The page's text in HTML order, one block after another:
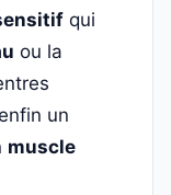
qui
ou la
un
muscle